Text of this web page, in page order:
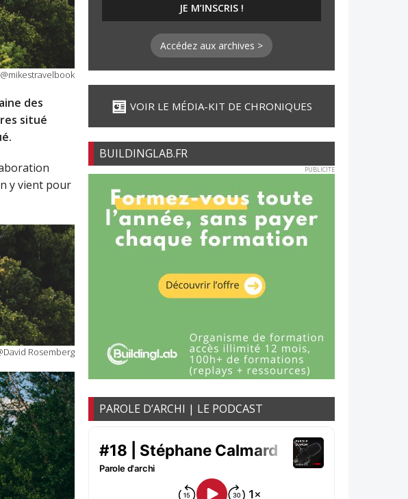
@mikestravelbook
des
situé
y vient pour
Rosemberg
Accédez aux archives >
VOIR LE MÉDIA-KIT DE CHRONIQUES
BUILDINGLAB.FR
PUBLICITE
PAROLE D’ARCHI | LE PODCAST